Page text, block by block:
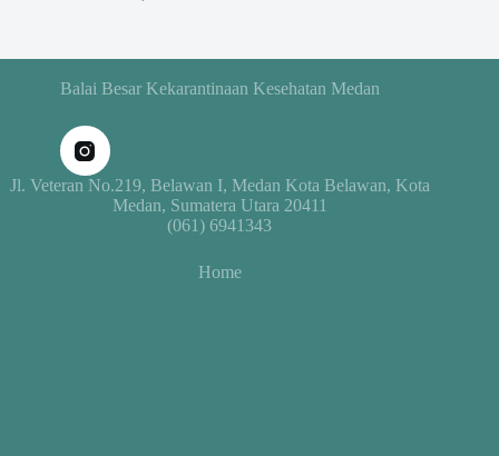
Balai Besar Kekarantinaan Kesehatan Medan
Jl. Veteran No.219, Belawan I, Medan Kota Belawan, Kota
Medan, Sumatera Utara 20411
(061) 6941343
Home